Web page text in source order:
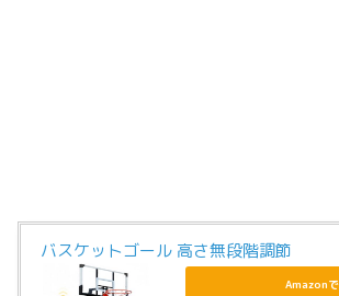
バスケットゴール 高さ無段階調節
Amazon